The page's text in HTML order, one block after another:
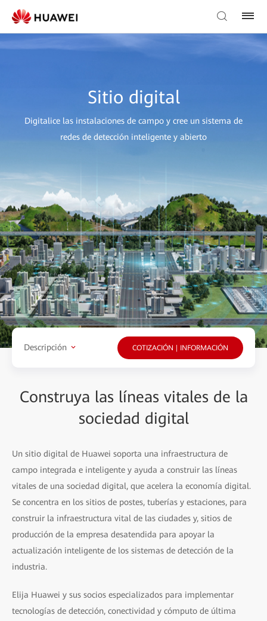
Sitio digital
Digitalice las instalaciones de campo y cree un sistema de
redes de detección inteligente y abierto
Descripción COTIZACIÓN | INFORMACIÓN
Construya las líneas vitales de la
sociedad digital
Un sitio digital de Huawei soporta una infraestructura de
campo integrada e inteligente y ayuda a construir las líneas
vitales de una sociedad digital, que acelera la economía digital.
Se concentra en los sitios de postes, tuberías y estaciones, para
construir la infraestructura vital de las ciudades y, sitios de
producción de la empresa desatendida para apoyar la
actualización inteligente de los sistemas de detección de la
industria.
Elija Huawei y sus socios especializados para implementar
tecnologías de detección, conectividad y cómputo de última